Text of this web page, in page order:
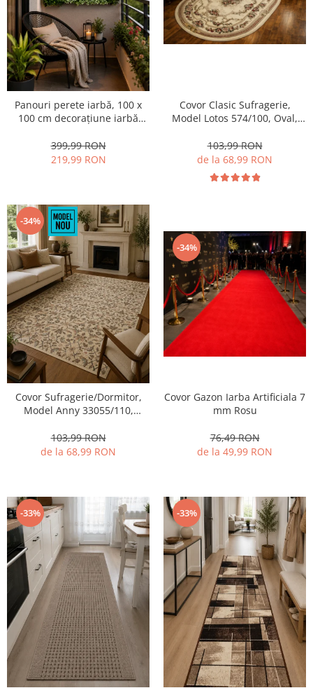
Panouri perete iarbă, 100 x
100 cm decorațiune iarbă
Bellin B017,
Balcon/Gard/Restaurat/Hotel,
399,99 RON
219,99 RON
Covor Clasic Sufragerie,
Model Lotos 574/100, Oval,
103,99 RON
de la 68,99 RON
-34%
Covor Sufragerie/Dormitor,
Model Anny 33055/110,
103,99 RON
de la 68,99 RON
-34%
Covor Gazon Iarba Artificiala 7
mm Rosu
76,49 RON
de la 49,99 RON
-33% -33%